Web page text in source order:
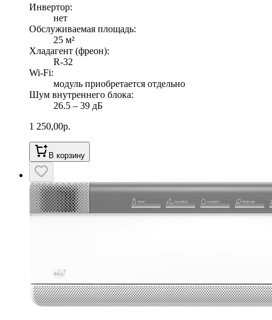
Инвертор:
нет
Обслуживаемая площадь:
25 м²
Хладагент (фреон):
R-32
Wi-Fi:
модуль приобретается отдельно
Шум внутреннего блока:
26.5 ‒ 39 дБ
1 250,00р.
В корзину